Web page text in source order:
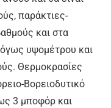
παράκτιες-
και στα
υψομέτρου και
Θερμοκρασίες
Βορειοδυτικό
3 μποφόρ και